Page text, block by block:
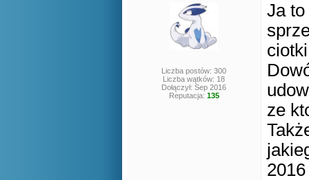
Liczba postów: 300
Liczba wątków: 18
Dołączył: Sep 2016
Reputacja: 135
Ja
ze